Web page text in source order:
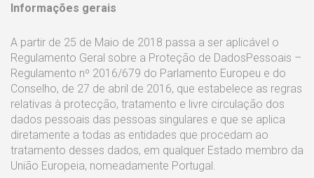
Informações gerais
A partir de 25 de Maio de 2018 passa a ser aplicável o
Regulamento Geral sobre a Proteção de DadosPessoais –
Regulamento nº 2016/679 do Parlamento Europeu e do
Conselho, de 27 de abril de 2016, que estabelece as regras
relativas à protecção, tratamento e livre circulação dos
dados pessoais das pessoas singulares e que se aplica
diretamente a todas as entidades que procedam ao
tratamento desses dados, em qualquer Estado membro da
União Europeia, nomeadamente Portugal.